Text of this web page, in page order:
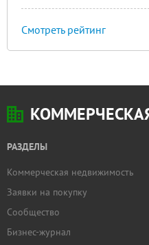
Смотреть рейтинг
РАЗДЕЛЫ
Коммерческая недвижимость
Заявки на покупку
Сообщество
Бизнес-журнал